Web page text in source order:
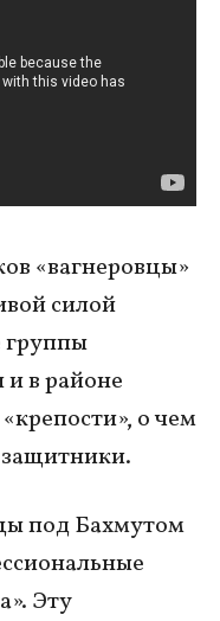
«вагнеровцы»
силой
в районе
о чем
под Бахмутом
Эту